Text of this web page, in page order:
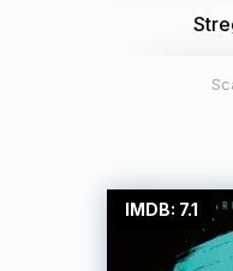
IMDB: 7.1